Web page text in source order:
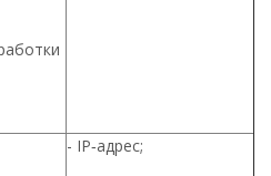
- IP‑адрес;